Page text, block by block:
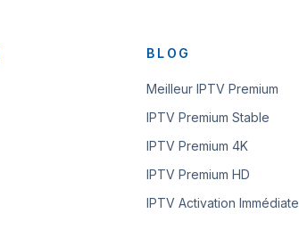
BLOG
Meilleur IPTV Premium
IPTV Premium Stable
IPTV Premium 4K
IPTV Premium HD
IPTV Activation Immédiate